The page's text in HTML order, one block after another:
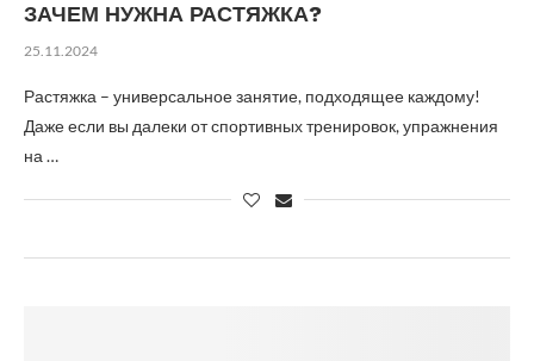
ЗАЧЕМ НУЖНА РАСТЯЖКА?
25.11.2024
Растяжка – универсальное занятие, подходящее каждому!
Даже если вы далеки от спортивных тренировок, упражнения
на …